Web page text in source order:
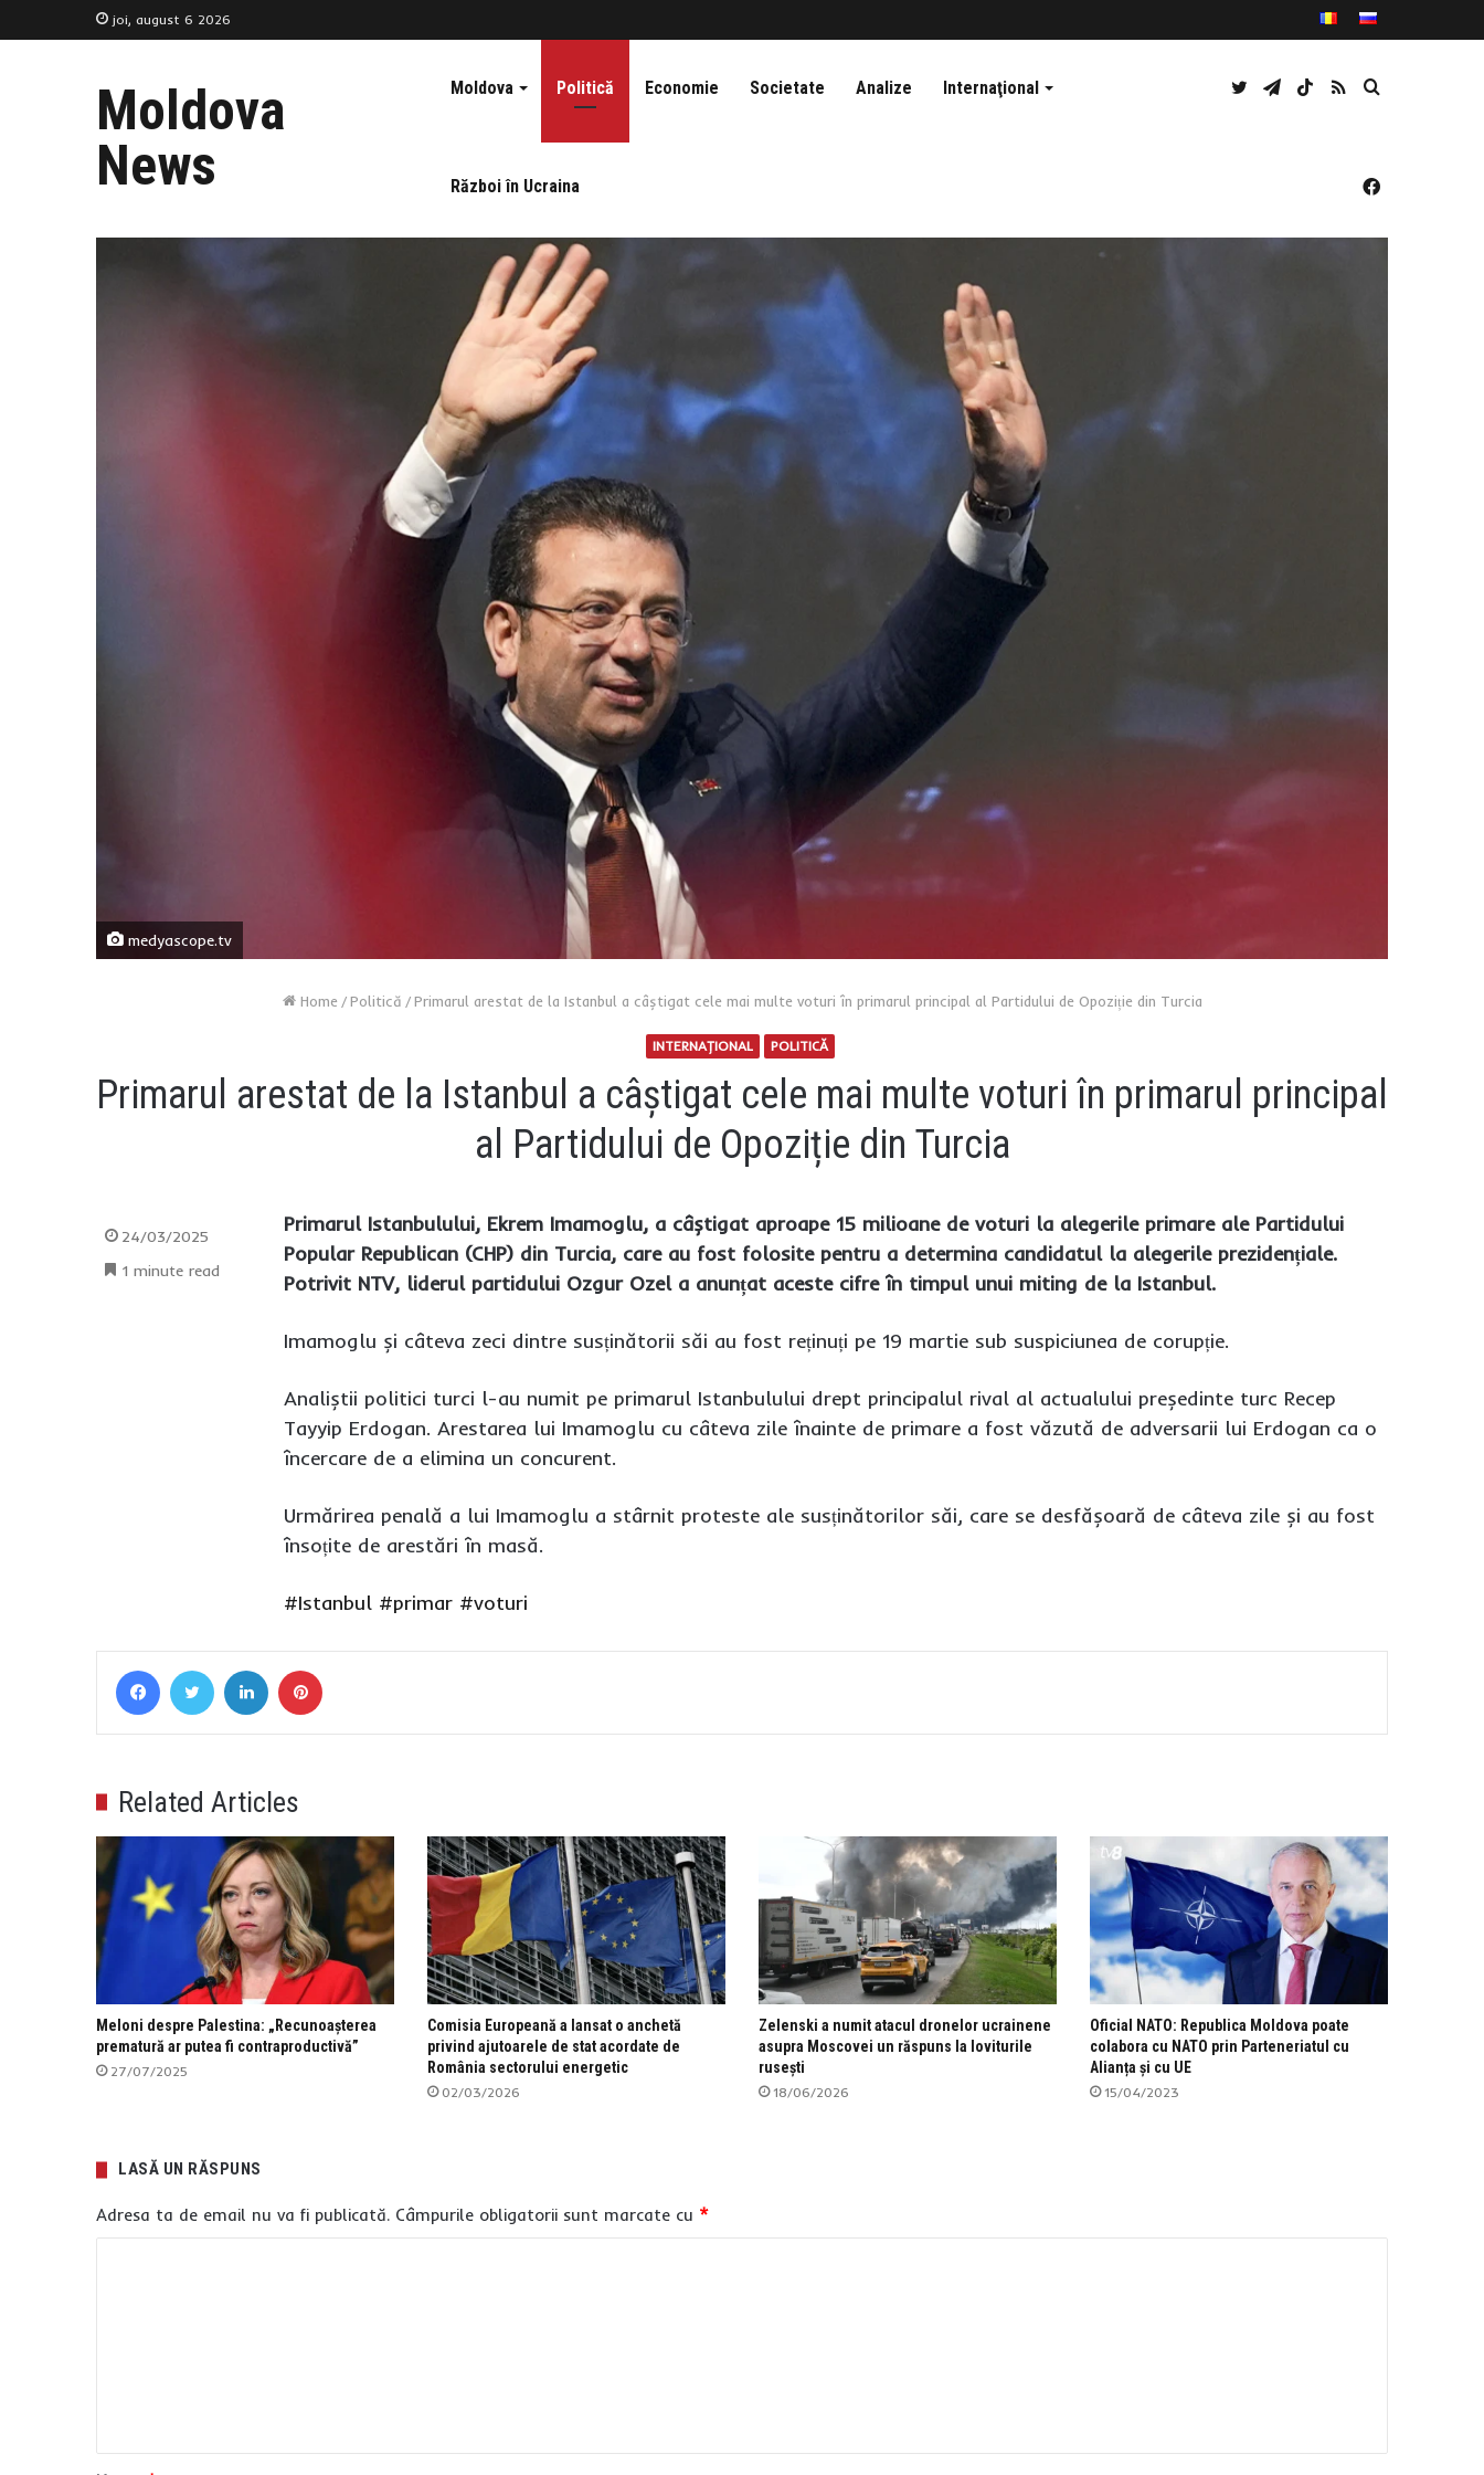
joi, august 6 2026
Moldova
News
Moldova Politică Economie Societate Analize Internaţional
Război în Ucraina
Caută
RSS
TikTok
Telegram
Twitter
Facebook
medyascope.tv
Home / Politică / Primarul arestat de la Istanbul a câștigat cele mai multe voturi în primarul principal al Partidului de Opoziție din Turcia
INTERNAŢIONAL POLITICĂ
Primarul arestat de la Istanbul a câștigat cele mai multe voturi în primarul principal
al Partidului de Opoziție din Turcia
Primarul Istanbulului, Ekrem Imamoglu, a câștigat aproape 15 milioane de voturi la alegerile primare ale Partidului
Popular Republican (CHP) din Turcia, care au fost folosite pentru a determina candidatul la alegerile prezidențiale.
Potrivit NTV, liderul partidului Ozgur Ozel a anunțat aceste cifre în timpul unui miting de la Istanbul.
Imamoglu și câteva zeci dintre susținătorii săi au fost reținuți pe 19 martie sub suspiciunea de corupție.
Analiștii politici turci l-au numit pe primarul Istanbulului drept principalul rival al actualului președinte turc Recep
Tayyip Erdogan. Arestarea lui Imamoglu cu câteva zile înainte de primare a fost văzută de adversarii lui Erdogan ca o
încercare de a elimina un concurent.
Urmărirea penală a lui Imamoglu a stârnit proteste ale susținătorilor săi, care se desfășoară de câteva zile și au fost
însoțite de arestări în masă.
#Istanbul #primar #voturi
24/03/2025
1 minute read
FacebookTwitter LinkedIn
Related Articles
Meloni despre Palestina: „Recunoașterea
prematură ar putea fi contraproductivă”
27/07/2025
Comisia Europeană a lansat o anchetă
privind ajutoarele de stat acordate de
România sectorului energetic
02/03/2026
Zelenski a numit atacul dronelor ucrainene
asupra Moscovei un răspuns la loviturile
rusești
18/06/2026
Oficial NATO: Republica Moldova poate
colabora cu NATO prin Parteneriatul cu
Alianța și cu UE
15/04/2023
LASĂ UN RĂSPUNS
Adresa ta de email nu va fi publicată. Câmpurile obligatorii sunt marcate cu *
a